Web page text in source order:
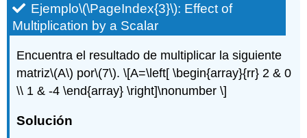
Ejemplo\(\PageIndex{3}\): Effect of
Multiplication by a Scalar
Encuentra el resultado de multiplicar la siguiente
matriz\(A\) por\(7\).\[A=\left[ \begin{array}{rr} 2 & 0
\\ 1 & -4 \end{array} \right]\nonumber \]
Solución